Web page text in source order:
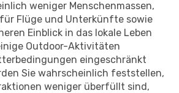
weniger Menschenmassen,
Flüge und Unterkünfte sowie
Einblick in das lokale Leben
Outdoor-Aktivitäten
eingeschränkt
Sie wahrscheinlich feststellen,
weniger überfüllt sind,